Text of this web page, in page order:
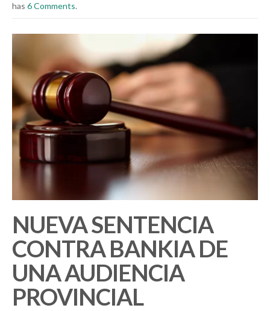
has 6 Comments.
NUEVA SENTENCIA
CONTRA BANKIA DE
UNA AUDIENCIA
PROVINCIAL